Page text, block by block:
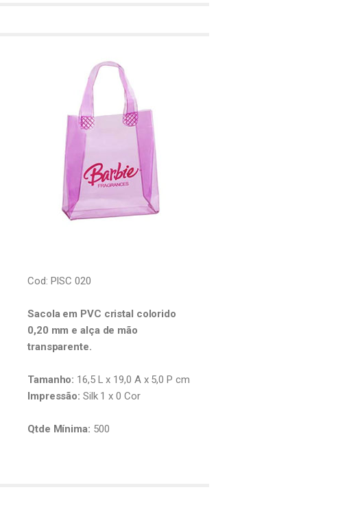
Cod: PISC 020
Sacola em PVC cristal colorido
0,20 mm e alça de mão
transparente.
Tamanho: 16,5 L x 19,0 A x 5,0 P cm
Impressão: Silk 1 x 0 Cor
Qtde Mínima: 500